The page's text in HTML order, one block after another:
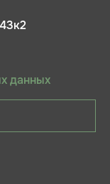
данных